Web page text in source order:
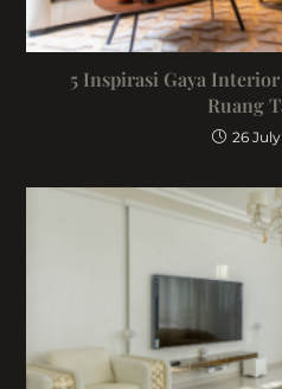
5 Inspirasi Gaya
Ruang
26